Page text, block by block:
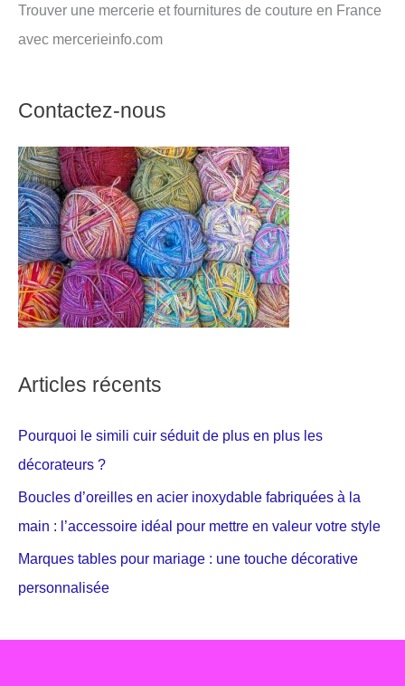
Trouver une mercerie et fournitures de couture en France
avec mercerieinfo.com
Contactez-nous
Articles récents
Pourquoi le simili cuir séduit de plus en plus les
décorateurs ?
Boucles d’oreilles en acier inoxydable fabriquées à la
main : l’accessoire idéal pour mettre en valeur votre style
Marques tables pour mariage : une touche décorative
personnalisée